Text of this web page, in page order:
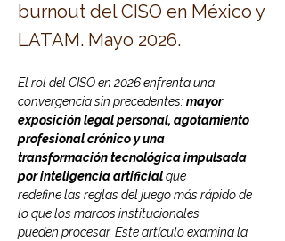
burnout del CISO en México y
LATAM. Mayo 2026.
El rol del CISO en 2026 enfrenta una
convergencia sin precedentes: mayor
exposición legal personal, agotamiento
profesional crónico y una
transformación tecnológica impulsada
por inteligencia artificial que
redefine las reglas del juego más rápido de
lo que los marcos institucionales
pueden procesar. Este artículo examina la